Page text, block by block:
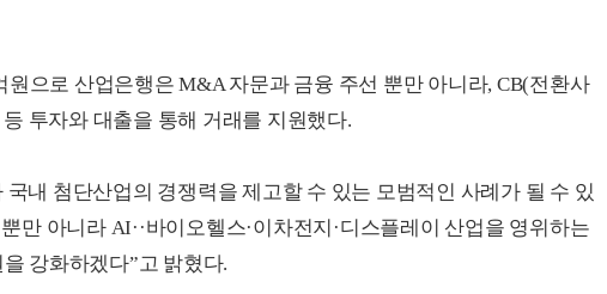
원으로 산업은행은 M&A 자문과 금융 주선 뿐만 아니라, CB(전환사
투자와 대출을 통해 거래를 지원했다.
내 첨단산업의 경쟁력을 제고할 수 있는 모범적인 사례가 될 수 있
만 아니라 AI··바이오헬스·이차전지·디스플레이 산업을 영위하는
강화하겠다”고 밝혔다.